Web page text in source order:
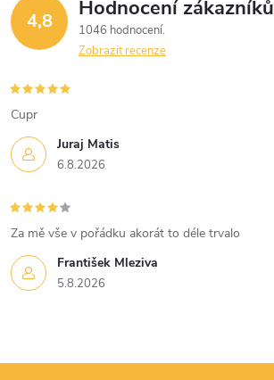
4,8 Hodnocení zákazníků
1046 hodnocení
Zobrazit recenze
Juraj Matis
6.8.2026
Cupr
František Mleziva
5.8.2026
Za mě vše v pořádku akorát to déle trvalo